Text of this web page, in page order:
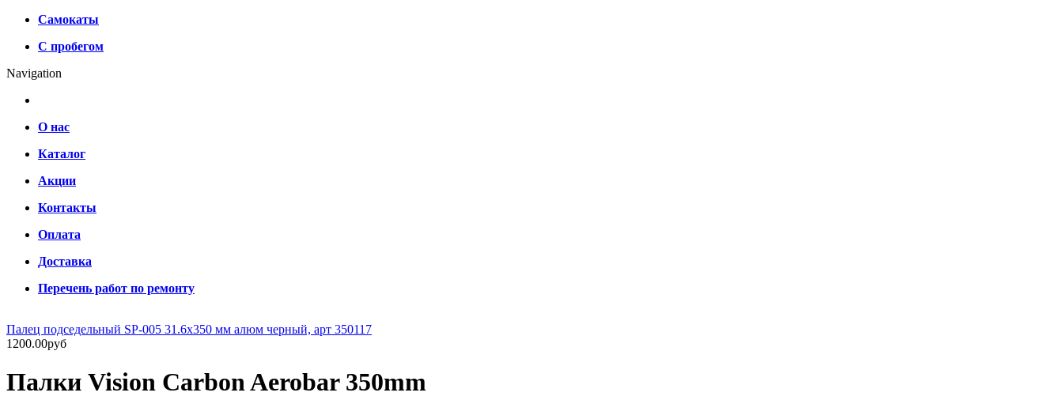
Самокаты
С пробегом
Navigation
О нас
Каталог
Акции
Контакты
Оплата
Доставка
Перечень работ по ремонту
Палец подседельный SP-005 31.6х350 мм алюм черный, арт 350117
1200.00руб
Палки Vision Carbon Aerobar 350mm